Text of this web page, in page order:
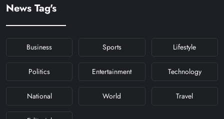
News Tag's
Business Sports Lifestyle
Politics Entertainment Technology
National World Travel